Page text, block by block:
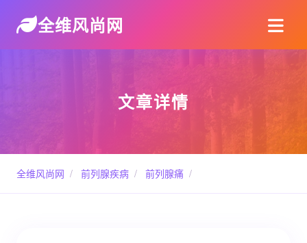
全维风尚网
文章详情
全维风尚网 / 前列腺疾病 / 前列腺痛 /